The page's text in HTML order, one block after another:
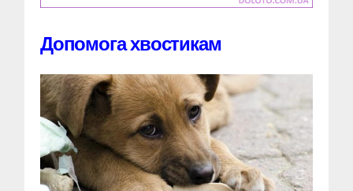
Допомога хвостикам